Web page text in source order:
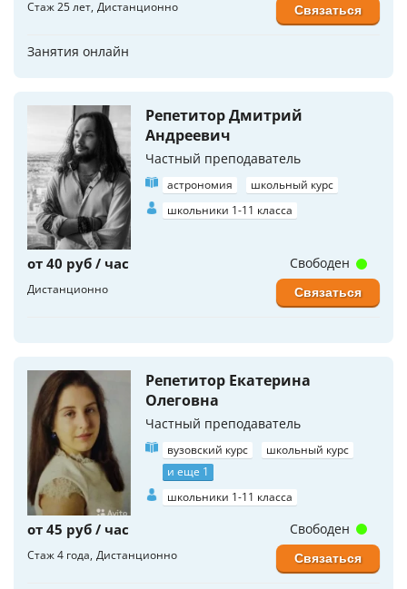
Стаж 25 лет Дистанционно
Занятия онлайн
Связаться
Репетитор Дмитрий
Андреевич
Частный преподаватель
астрономия
школьный курс
школьники 1-11 класса
от 40 руб / час
Дистанционно
Свободен
Связаться
Репетитор Екатерина
Олеговна
Частный преподаватель
вузовский курс
школьный курс
и еще 1
школьники 1-11 класса
от 45 руб / час
Стаж 4 года Дистанционно
Свободен
Связаться